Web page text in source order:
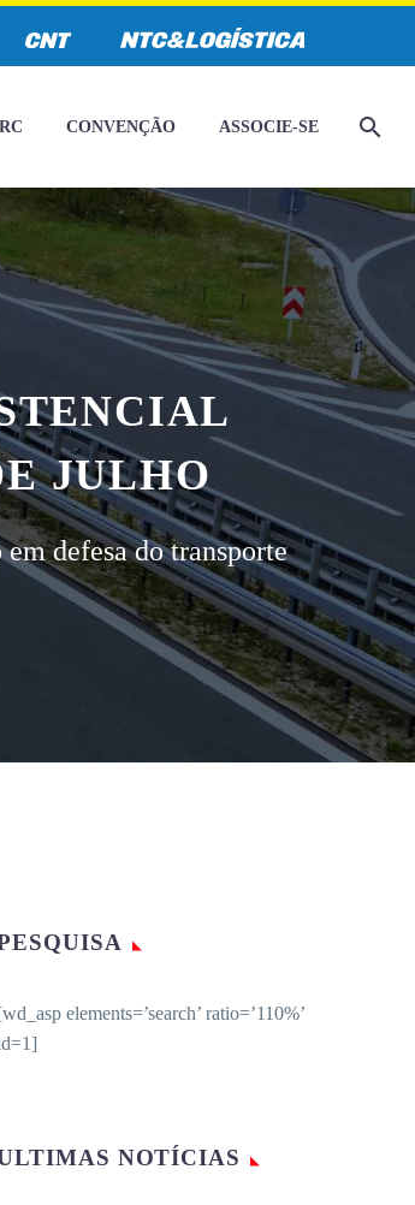
CONVENÇÃO ASSOCIE-SE
JULHO
defesa do transporte
elements=’search’ ratio=’110%’
NOTÍCIAS